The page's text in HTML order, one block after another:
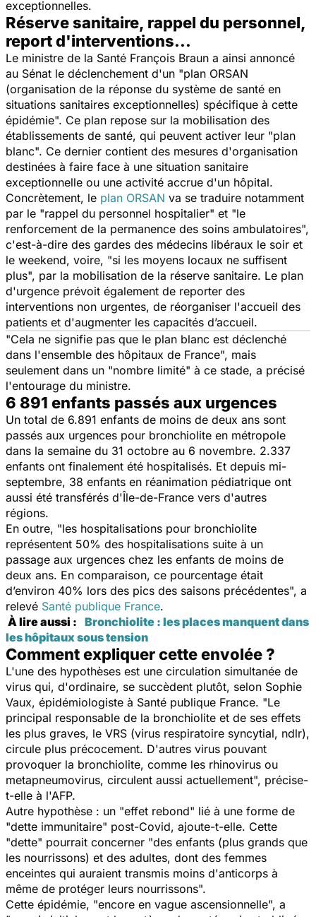
exceptionnelles.
Réserve sanitaire, rappel du personnel,
report d'interventions...
Le ministre de la Santé François Braun a ainsi annoncé
au Sénat le déclenchement d'un "plan ORSAN
(organisation de la réponse du système de santé en
situations sanitaires exceptionnelles) spécifique à cette
épidémie". Ce plan repose sur la mobilisation des
établissements de santé, qui peuvent activer leur "plan
blanc". Ce dernier contient des mesures d'organisation
destinées à faire face à une situation sanitaire
exceptionnelle ou une activité accrue d'un hôpital.
Concrètement, le plan ORSAN va se traduire notamment
par le "rappel du personnel hospitalier" et "le
renforcement de la permanence des soins ambulatoires",
c'est-à-dire des gardes des médecins libéraux le soir et
le weekend, voire, "si les moyens locaux ne suffisent
plus", par la mobilisation de la réserve sanitaire. Le plan
d'urgence prévoit également de reporter des
interventions non urgentes, de réorganiser l'accueil des
patients et d'augmenter les capacités d’accueil.
"Cela ne signifie pas que le plan blanc est déclenché
dans l'ensemble des hôpitaux de France", mais
seulement dans un "nombre limité" à ce stade, a précisé
l'entourage du ministre.
6 891 enfants passés aux urgences
Un total de 6.891 enfants de moins de deux ans sont
passés aux urgences pour bronchiolite en métropole
dans la semaine du 31 octobre au 6 novembre. 2.337
enfants ont finalement été hospitalisés. Et depuis mi-
septembre, 38 enfants en réanimation pédiatrique ont
aussi été transférés d'Île-de-France vers d'autres
régions.
En outre, "les hospitalisations pour bronchiolite
représentent 50% des hospitalisations suite à un
passage aux urgences chez les enfants de moins de
deux ans. En comparaison, ce pourcentage était
d’environ 40% lors des pics des saisons précédentes", a
relevé Santé publique France.
À lire aussi : Bronchiolite : les places manquent dans
les hôpitaux sous tension
Comment expliquer cette envolée ?
L'une des hypothèses est une circulation simultanée de
virus qui, d'ordinaire, se succèdent plutôt, selon Sophie
Vaux, épidémiologiste à Santé publique France. "Le
principal responsable de la bronchiolite et de ses effets
les plus graves, le VRS (virus respiratoire syncytial, ndlr),
circule plus précocement. D'autres virus pouvant
provoquer la bronchiolite, comme les rhinovirus ou
metapneumovirus, circulent aussi actuellement", précise-
t-elle à l'AFP.
Autre hypothèse : un "effet rebond" lié à une forme de
"dette immunitaire" post-Covid, ajoute-t-elle. Cette
"dette" pourrait concerner "des enfants (plus grands que
les nourrissons) et des adultes, dont des femmes
enceintes qui auraient transmis moins d'anticorps à
même de protéger leurs nourrissons".
Cette épidémie, "encore en vague ascensionnelle", a